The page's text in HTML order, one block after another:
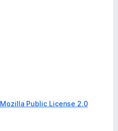
Mozilla Public License 2.0